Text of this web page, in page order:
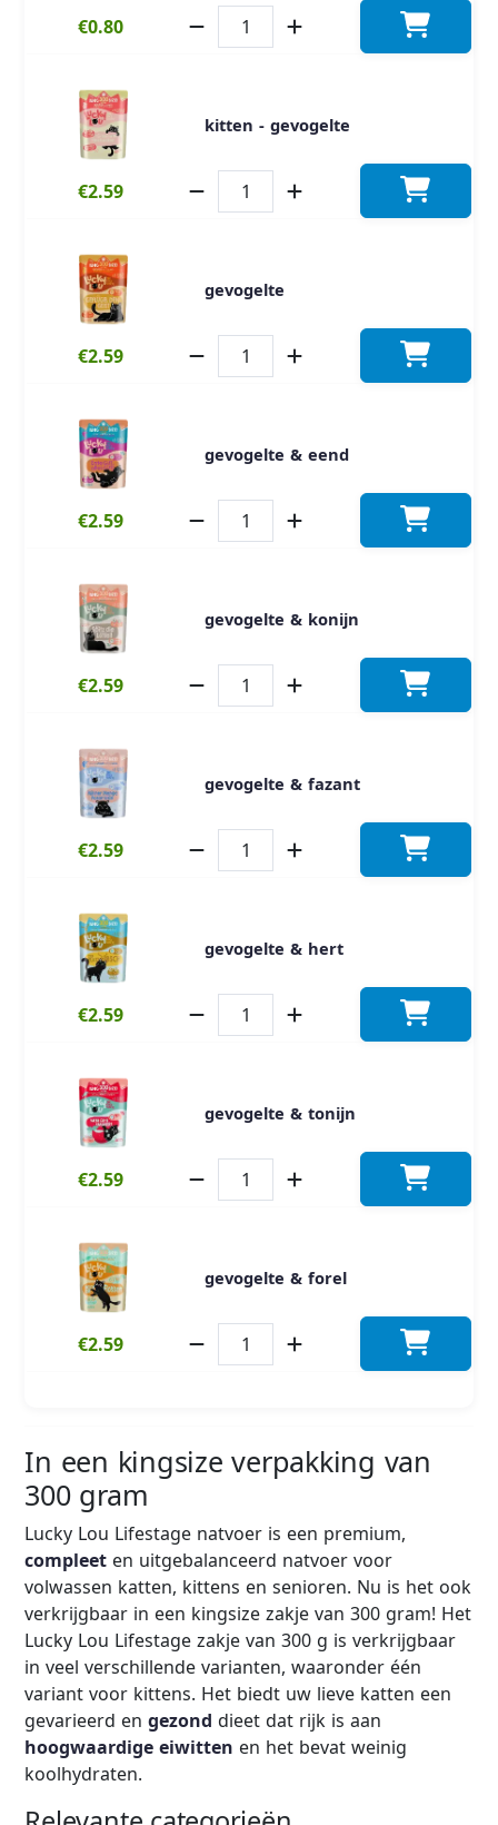
€0.80
kitten - gevogelte
€2.59
gevogelte
€2.59
gevogelte & eend
€2.59
gevogelte & konijn
€2.59
gevogelte & fazant
€2.59
gevogelte & hert
€2.59
gevogelte & tonijn
€2.59
gevogelte & forel
€2.59
In een kingsize verpakking van
300 gram
Lucky Lou Lifestage natvoer is een premium,
compleet en uitgebalanceerd natvoer voor
volwassen katten, kittens en senioren. Nu is het ook
verkrijgbaar in een kingsize zakje van 300 gram! Het
Lucky Lou Lifestage zakje van 300 g is verkrijgbaar
in veel verschillende varianten, waaronder één
variant voor kittens. Het biedt uw lieve katten een
gevarieerd engezond dieet dat rijk is aan
hoogwaardige eiwitten en het bevat weinig
koolhydraten.